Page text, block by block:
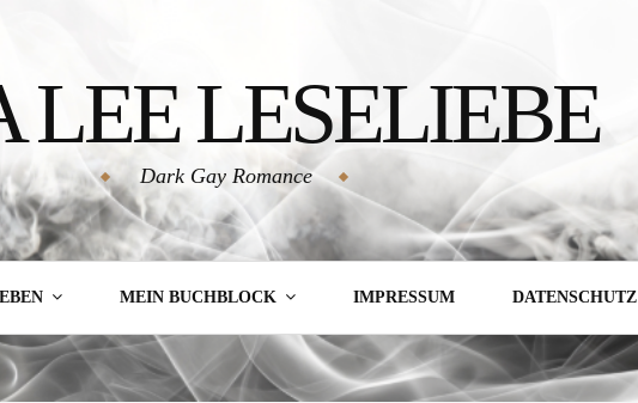
LEE LESELIEBE
Dark Gay Romance
MEIN BUCHBLOCK IMPRESSUM DATENSCHUTZ